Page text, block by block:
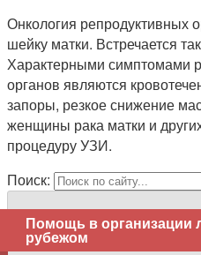
Онкология репродуктивных
шейку матки. Встречается
Характерными симптомами
органов являются
запоры, резкое снижение
женщины рака матки и
процедуру УЗИ.
Поиск:
Помощь в организации
рубежом